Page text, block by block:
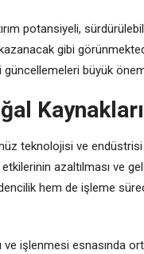
potansiyeli,
gibi
büyük önem
teknolojisi ve
azaltılması ve
hem de işleme
ve işlenmesi esnasında